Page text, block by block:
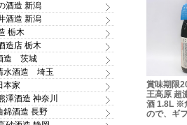
にご
整生
造店
蔵王高原 超濃厚ヨーグル
ト酒 1.8L ※危険なお酒で
すので、ギフトでのご注
文はお断り致します！
賞味期限
王高原 超
酒 1.8L ※
ので、ギ
酒造 新潟
酒造 新潟
栃木
造店 栃木
造 茨城
水酒造 埼玉
家
澤酒造 神奈川
錦酒造 長野